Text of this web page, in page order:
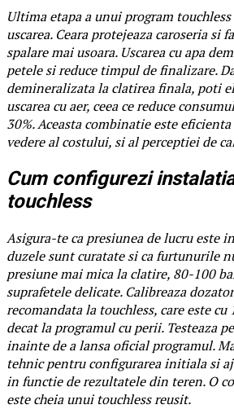
Ultima etapa a unui program
uscarea. Ceara protejeaza caroseria si
spalare mai usoara. Uscarea cu apa
petele si reduce timpul de finalizare.
demineralizata la clatirea finala, poti
uscarea cu aer, ceea ce reduce
30%. Aceasta combinatie este
vedere al costului, si al perceptiei de
Cum configurezi
touchless
Asigura-te ca presiunea de lucru este
duzele sunt curatate si ca furtunurile
presiune mai mica la clatire, 80-100
suprafetele delicate. Calibreaza
recomandata la touchless, care este
decat la programul cu perii. Testeaza
inainte de a lansa oficial programul.
tehnic pentru configurarea initiala si
in functie de rezultatele din teren. O
este cheia unui touchless reusit.